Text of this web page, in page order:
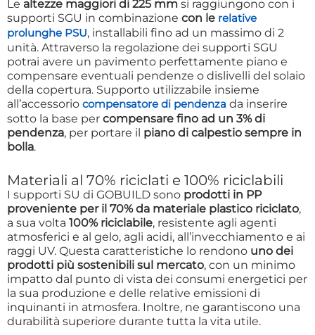
Le altezze maggiori di 225 mm si raggiungono con i
supporti SGU in combinazione con le relative
prolunghe PSU, installabili fino ad un massimo di 2
unità. Attraverso la regolazione dei supporti SGU
potrai avere un pavimento perfettamente piano e
compensare eventuali pendenze o dislivelli del solaio
della copertura. Supporto utilizzabile insieme
all’accessorio compensatore di pendenza da inserire
sotto la base per compensare fino ad un 3% di
pendenza, per portare il piano di calpestio sempre in
bolla.
Materiali al 70% riciclati e 100% riciclabili
I supporti SU di GOBUILD sono prodotti in PP
proveniente per il 70% da materiale plastico riciclato,
a sua volta 100% riciclabile, resistente agli agenti
atmosferici e al gelo, agli acidi, all’invecchiamento e ai
raggi UV. Questa caratteristiche lo rendono uno dei
prodotti più sostenibili sul mercato, con un minimo
impatto dal punto di vista dei consumi energetici per
la sua produzione e delle relative emissioni di
inquinanti in atmosfera. Inoltre, ne garantiscono una
durabilità superiore durante tutta la vita utile.